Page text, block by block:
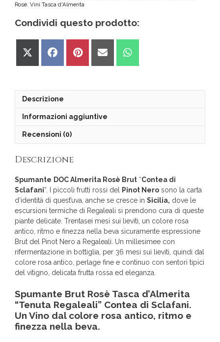
Rosè Vini Tasca d'Almerita
Condividi questo prodotto:
Share
Share
Share
Share
Share
Descrizione
Informazioni aggiuntive
Recensioni (0)
Descrizione
Spumante DOC Almerita Rosè Brut “Contea di
Sclafani“. I piccoli frutti rossi del Pinot Nero sono la carta
d’identità di quest’uva, anche se cresce in Sicilia, dove le
escursioni termiche di Regaleali si prendono cura di queste
piante delicate. Trentasei mesi sui lieviti, un colore rosa
antico, ritmo e finezza nella beva sicuramente espressione
Brut del Pinot Nero a Regaleali. Un millesimee con
rifermentazione in bottiglia, per 36 mesi sui lieviti, quindi dal
colore rosa antico, perlage fine e continuo con sentori tipici
del vitigno, delicata frutta rossa ed eleganza.
Spumante Brut Rosè Tasca d’Almerita
“Tenuta Regaleali” Contea di Sclafani.
Un Vino dal colore rosa antico, ritmo e
finezza nella beva.